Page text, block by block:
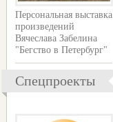
Персональная выставка
произведений
Вячеслава Забелина
"Бегство в Петербург"
Спецпроекты